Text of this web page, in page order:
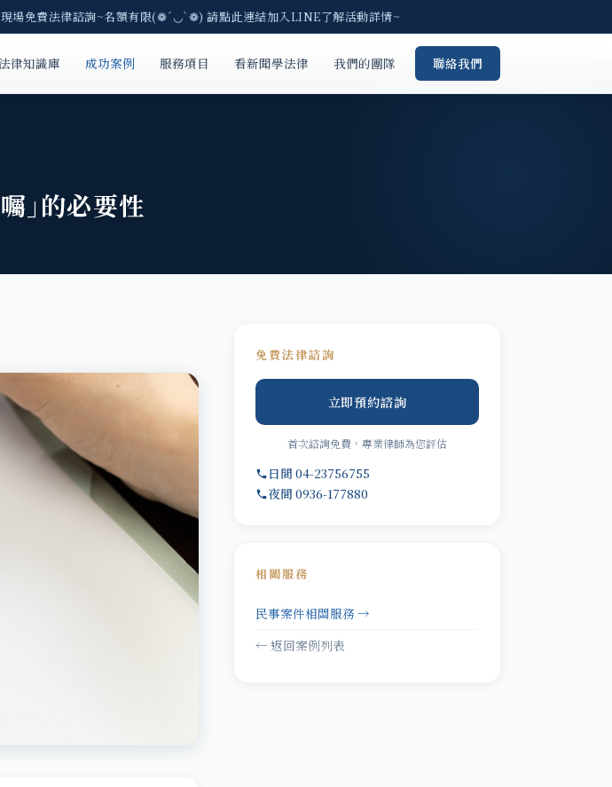
費法律諮詢~名額有限(❁´◡`❁) 請點此連結加入LINE了解活動詳情~
法律知識庫 成功案例 服務項目 看新聞學法律 我們的團隊 聯絡我們
｣的必要性
免費法律諮詢
立即預約諮詢
首次諮詢免費，專業律師為您評估
日間 04-23756755
夜間 0936-177880
相關服務
民事案件相關服務 →
← 返回案例列表